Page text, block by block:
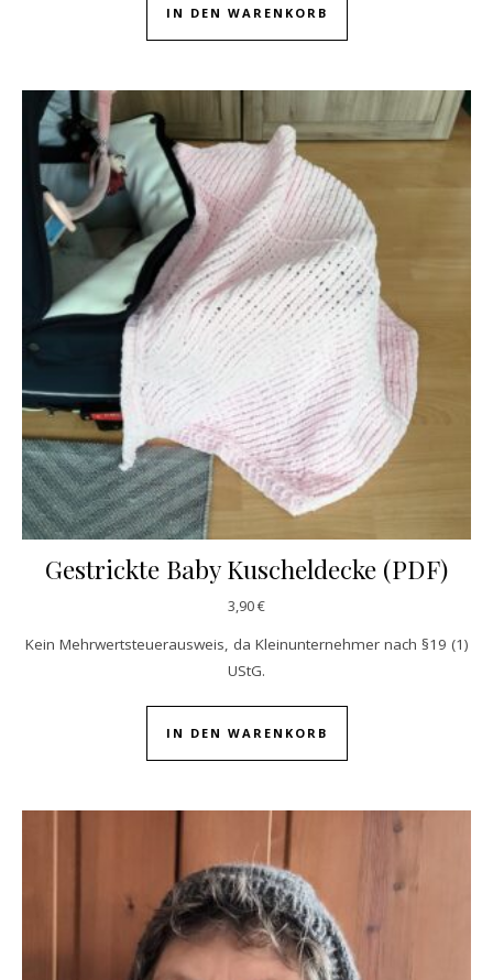
IN DEN WARENKORB
Gestrickte Baby Kuscheldecke (PDF)
3,90€
Kein Mehrwertsteuerausweis, da Kleinunternehmer nach §19 (1)
UStG.
IN DEN WARENKORB